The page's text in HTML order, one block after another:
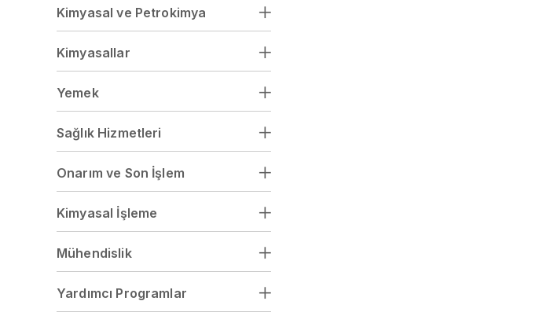
Kimyasal ve Petrokimya
Kimyasallar
Yemek
Sağlık Hizmetleri
Onarım ve Son İşlem
Kimyasal İşleme
Mühendislik
Yardımcı Programlar